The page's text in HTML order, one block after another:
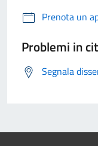
Prenota un
Problemi in
Segnala